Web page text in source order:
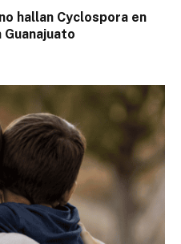
hallan Cyclospora en